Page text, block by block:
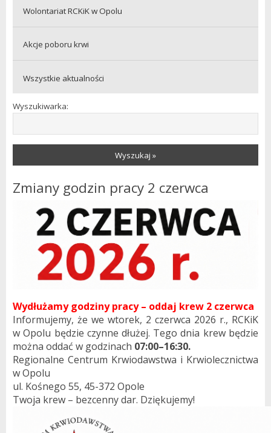
Wolontariat RCKiK w Opolu
Akcje poboru krwi
Wszystkie aktualności
Wyszukiwarka:
Wyszukaj »
Zmiany godzin pracy 2 czerwca
Wydłużamy godziny pracy – oddaj krew 2 czerwca
Informujemy, że we wtorek, 2 czerwca 2026 r., RCKiK
w Opolu będzie czynne dłużej. Tego dnia krew będzie
można oddać w godzinach 07:00–16:30.
Regionalne Centrum Krwiodawstwa i Krwiolecznictwa
w Opolu
ul. Kośnego 55, 45-372 Opole
Twoja krew – bezcenny dar. Dziękujemy!